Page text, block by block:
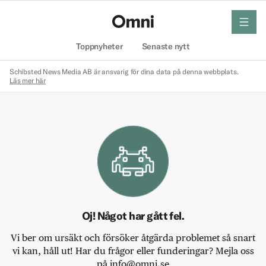
Toppnyheter Senaste nytt
meny
Schibsted News Media AB är ansvarig för dina data på denna webbplats.
Läs mer här
Oj! Något har gått fel.
Vi ber om ursäkt och försöker åtgärda problemet så snart
vi kan, håll ut! Har du frågor eller funderingar? Mejla oss